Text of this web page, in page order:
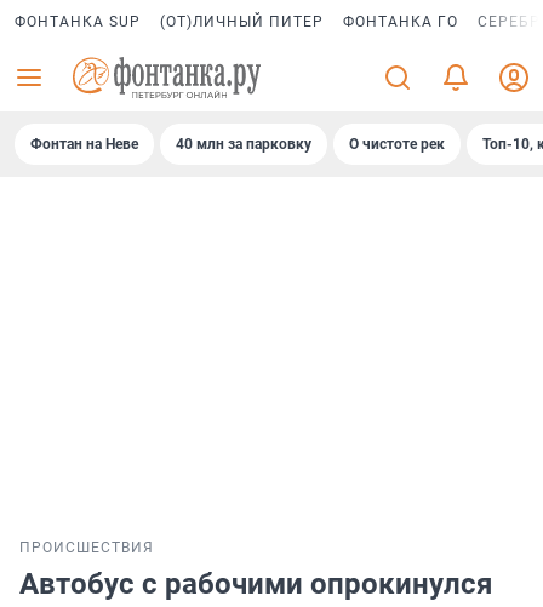
ФОНТАНКА SUP (ОТ)ЛИЧНЫЙ ПИТЕР ФОНТАНКА ГО
Фонтан на Неве 40 млн за парковку О чистоте рек Топ-10,
ПРОИСШЕСТВИЯ
Автобус с рабочими опрокинулся